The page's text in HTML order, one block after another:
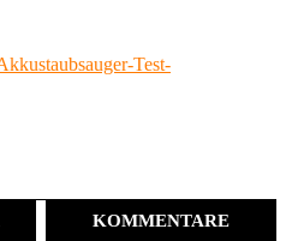
KOMMENTARE